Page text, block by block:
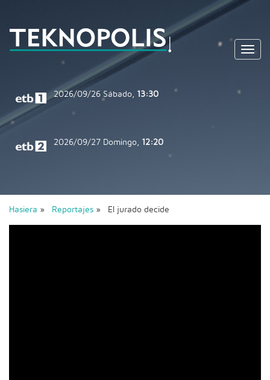
2026/09/26 Sábado, 13:30
2026/09/27 Domingo, 12:20
Hasiera » Reportajes » El jurado decide